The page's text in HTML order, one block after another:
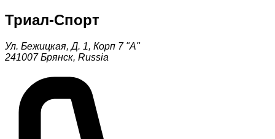
Триал-Спорт
Ул. Бежицкая, Д. 1, Корп 7 "А"
241007 Брянск, Russia